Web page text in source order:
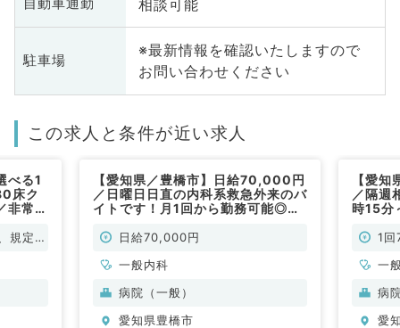
自動車通勤 相談可能
駐車場
※最新情報を確認いたしますので
お問い合わせください
この求人と条件が近い求人
べる1
床ク
非常
規定に
【愛知県／豊橋市】日給70,000円
／日曜日日直の内科系救急外来のバ
イトです！月1回から勤務可能◎マ
勤） 日給70,000円
一般内科
病院（一般）
愛知県豊橋市
【愛
／隔週
時15
1
一
病
愛